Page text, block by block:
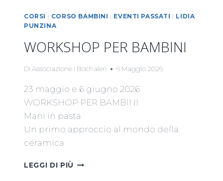
CORSI | CORSO BAMBINI | EVENTI PASSATI | LIDIA
PUNZINA
WORKSHOP PER BAMBINI
Di Associazione I Bochaleri 6 Maggio 2026
23 maggio e 6 giugno 2026
WORKSHOP PER BAMBINI
Mani in pasta
Un primo approccio al mondo della
ceramica
LEGGI DI PIÙ WORKSHOP